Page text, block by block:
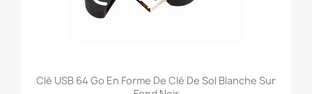
Clé USB 64 Go En Forme De Clé De Sol Blanche Sur